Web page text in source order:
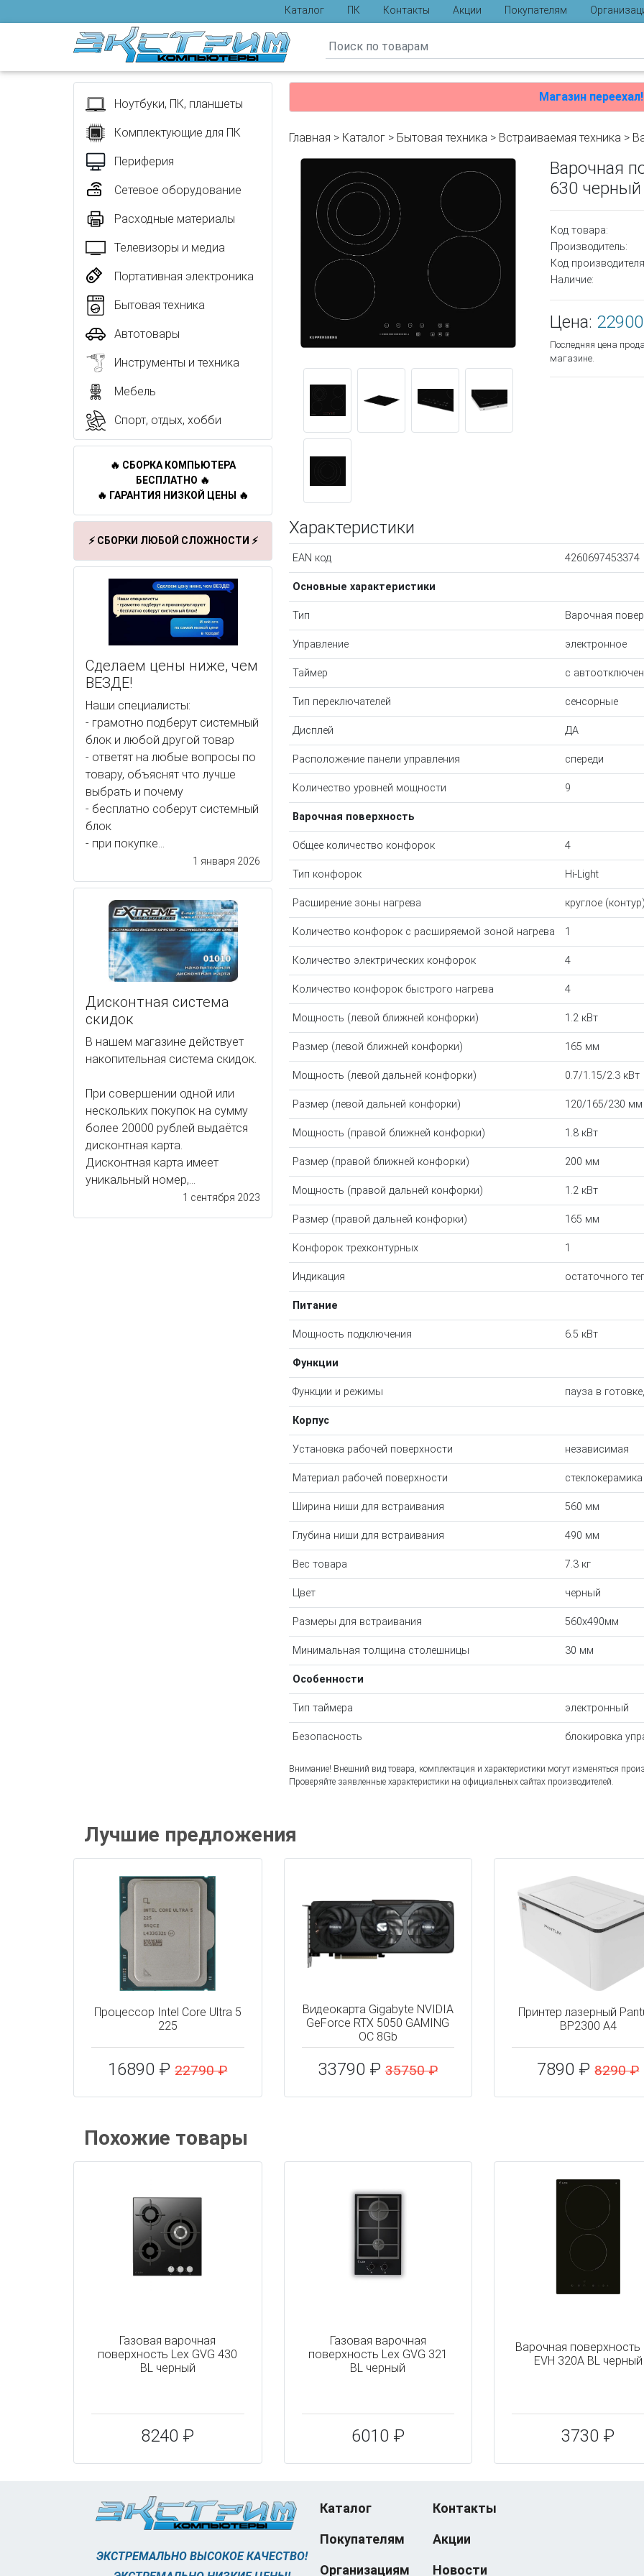
Каталог ПК Контакты Акции Покупателям
Отзывы
Ноутбуки, ПК, планшеты
Комплектующие для ПК
Периферия
Сетевое оборудование
Расходные материалы
Телевизоры и медиа
Портативная электроника
Бытовая техника
Автотовары
Инструменты и техника
Мебель
Спорт, отдых, хобби
🔥 СБОРКА КОМПЬЮТЕРА
БЕСПЛАТНО 🔥
🔥 ГАРАНТИЯ НИЗКОЙ ЦЕНЫ 🔥
⚡ СБОРКИ ЛЮБОЙ СЛОЖНОСТИ ⚡
Сделаем цены ниже, чем
ВЕЗДЕ!
Наши специалисты:
- грамотно подберут системный
блок и любой другой товар
- ответят на любые вопросы по
товару, объяснят что лучше
выбрать и почему
- бесплатно соберут системный
блок
- при покупке...
1 января 2026
Дисконтная система
скидок
В нашем магазине действует
накопительная система скидок.
При совершении одной или
нескольких покупок на сумму
более 20000 рублей выдаётся
дисконтная карта.
Дисконтная карта имеет
уникальный номер,...
1 сентября 2023
Магазин переехал!
Главная > Каталог > Бытовая техника > Встраиваемая техника >
Варочная
630 черный
Код товара:
Производитель:
Код
Наличие:
Цена:
Последняя цена
магазине.
Характеристики
EAN код 4260697453374
Основные характеристики
Тип Варочная
Управление электронное
Таймер с
Тип переключателей сенсорные
Дисплей ДА
Расположение панели управления спереди
Количество уровней мощности 9
Варочная поверхность
Общее количество конфорок 4
Тип конфорок Hi-Light
Расширение зоны нагрева круглое
Количество конфорок с расширяемой зоной нагрева 1
Количество электрических конфорок 4
Количество конфорок быстрого нагрева 4
Мощность (левой ближней конфорки) 1.2 кВт
Размер (левой ближней конфорки) 165 мм
Мощность (левой дальней конфорки) 0.7/1.15/2.3 кВт
Размер (левой дальней конфорки) 120/165/230 мм
Мощность (правой ближней конфорки) 1.8 кВт
Размер (правой ближней конфорки) 200 мм
Мощность (правой дальней конфорки) 1.2 кВт
Размер (правой дальней конфорки) 165 мм
Конфорок трехконтурных 1
Индикация остаточного
Питание
Мощность подключения 6.5 кВт
Функции
Функции и режимы пауза в
Корпус
Установка рабочей поверхности независимая
Материал рабочей поверхности стеклокерамика
Ширина ниши для встраивания 560 мм
Глубина ниши для встраивания 490 мм
Вес товара 7.3 кг
Цвет черный
Размеры для встраивания 560x490мм
Минимальная толщина столешницы 30 мм
Особенности
Тип таймера электронный
Безопасность блокировка
Внимание! Внешний вид товара, комплектация и характеристики могут изменяться
Проверяйте заявленные характеристики на официальных сайтах производителей.
Лучшие предложения
Процессор Intel Core Ultra 5
225
16890 ₽22790 ₽
Видеокарта Gigabyte NVIDIA
GeForce RTX 5050 GAMING
OC 8Gb
33790 ₽35750 ₽
Принтер лазерный
BP2300 A4
7890 ₽8290 ₽
Похожие товары
Газовая варочная
поверхность Lex GVG 430
BL черный
8240 ₽
Газовая варочная
поверхность Lex GVG 321
BL черный
6010 ₽
Варочная поверхность
EVH 320A BL черный
3730 ₽
ЭКСТРЕМАЛЬНО ВЫСОКОЕ КАЧЕСТВО!
Каталог
Покупателям
Организациям
Контакты
Акции
Новости